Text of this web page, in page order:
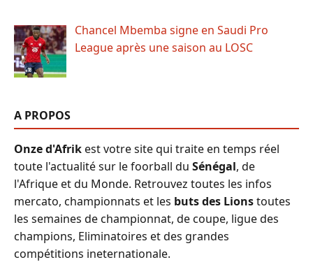
Chancel Mbemba signe en Saudi Pro
League après une saison au LOSC
A PROPOS
Onze d'Afrikest votre site qui traite en temps réel
toute l'actualité sur le foorball du Sénégal, de
l'Afrique et du Monde. Retrouvez toutes les infos
mercato, championnats et les buts des Lionstoutes
les semaines de championnat, de coupe, ligue des
champions, Eliminatoires et des grandes
compétitions ineternationale.